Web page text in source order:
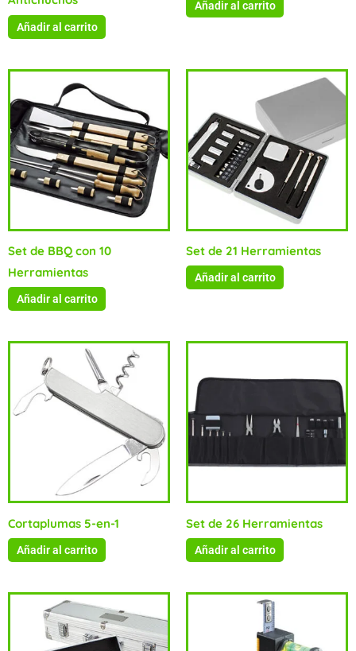
Añadir al carrito
Añadir al carrito
Set de BBQ con 10
Herramientas
Añadir al carrito
Set de 21 Herramientas
Añadir al carrito
Cortaplumas 5-en-1
Añadir al carrito
Set de 26 Herramientas
Añadir al carrito